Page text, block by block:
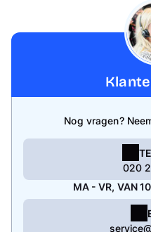
Nog vragen?
020
MA - VR, VAN